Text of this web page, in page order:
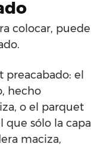
colocar, puede
el
hecho
o el parquet
que sólo la capa
maciza,